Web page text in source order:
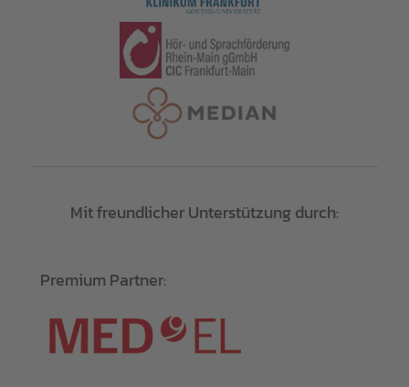
Mit freundlicher Unterstützung durch:
Premium Partner: